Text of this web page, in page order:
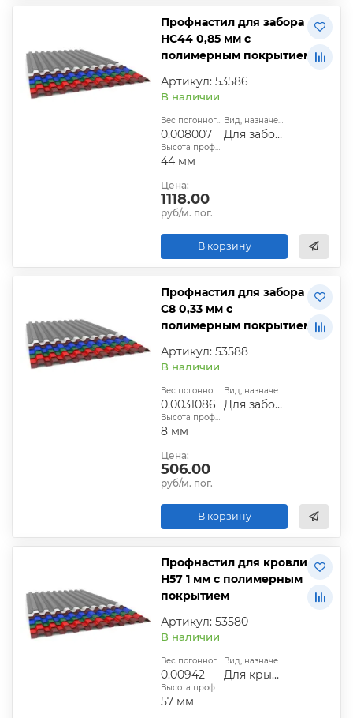
Профнастил для забора
НС44 0,85 мм с
полимерным покрытием
Артикул: 53586
В наличии
Вес погонного метра, т.:
0.008007
Вид, назначение:
Для забора
Высота профиля:
44 мм
Цена:
1118.00
руб/м. пог.
В корзину
Профнастил для забора
С8 0,33 мм с
полимерным покрытием
Артикул: 53588
В наличии
Вес погонного метра, т.:
0.0031086
Вид, назначение:
Для забора
Высота профиля:
8 мм
Цена:
506.00
руб/м. пог.
В корзину
Профнастил для кровли
Н57 1 мм с полимерным
покрытием
Артикул: 53580
В наличии
Вес погонного метра, т.:
0.00942
Вид, назначение:
Для крыши
Высота профиля:
57 мм